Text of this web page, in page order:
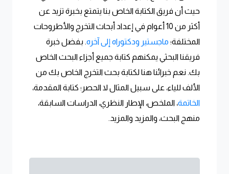
حيث أن فريق الكتابة الخاص بنا يتمتع بخبرة تزيد عن
أكثر من 10 أعوام في إعداد أبحاث التخرج والأطروحات
المختلفة؛ ماجستير ودكتوراه إلى آخره. بفضل خبرة
فريقنا البحثي يمكنهم كتابة جميع أجزاء البحث الخاص
بك. نعم خبرائنا هنا لكتابة بحث التخرج الخاص بك من
الألف للياء، على سبيل المثال لا الحصر؛ كتابة المقدمة،
الخاتمة، الملخص، الإطار النظري، الدراسات السابقة،
منهج البحث، والمزيد والمزيد.